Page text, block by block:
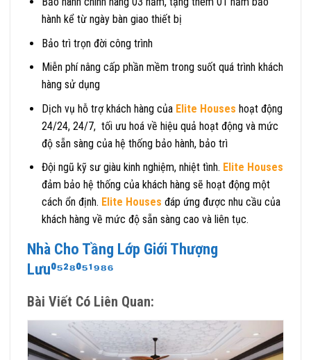
hành kể từ ngày bàn giao thiết bị
Bảo trì trọn đời công trình
Miễn phí nâng cấp phần mềm trong suốt quá trình khách
hàng sử dụng
Dịch vụ hỗ trợ khách hàng của Elite Houses hoạt động
24/24, 24/7, tối ưu hoá về hiệu quả hoạt động và mức
độ sẵn sàng của hệ thống bảo hành, bảo trì
Đội ngũ kỹ sư giàu kinh nghiệm, nhiệt tình. Elite Houses
đảm bảo hệ thống của khách hàng sẽ hoạt động một
cách ổn định. Elite Houses đáp ứng được nhu cầu của
khách hàng về mức độ sẵn sàng cao và liên tục.
Nhà Cho Tầng Lớp Giới Thượng
Lưu⁰⁵²⁸⁰⁵¹⁹⁸⁶
Bài Viết Có Liên Quan: